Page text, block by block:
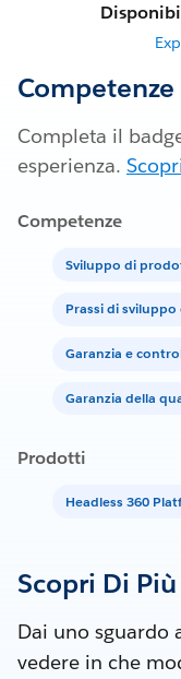
Completa il
esperienza.
Competenze
Sviluppo di
Prassi di
Garanzia e
Garanzia della
Prodotti
Headless 360
Scopri Di Più
Dai uno sguardo
vedere in che